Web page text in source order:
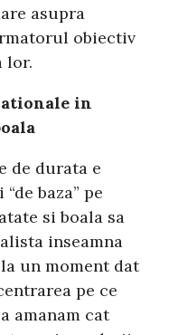
asupra
obiectiv
lor.
in
de durata e
baza” pe
si boala sa
inseamna
un moment dat
pe ce
amanam cat